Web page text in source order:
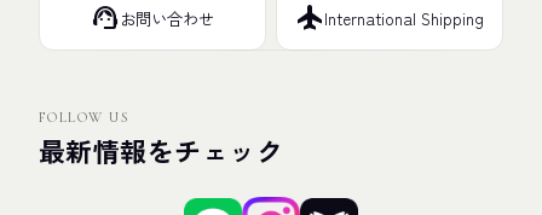
support_agent お問い合わせ flightInternational Shipping
FOLLOW US
最新情報をチェック